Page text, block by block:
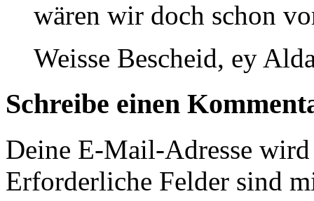
wären wir doch schon
Weisse Bescheid, ey
Schreibe einen
Deine E-Mail-Adresse
Erforderliche Felder sind